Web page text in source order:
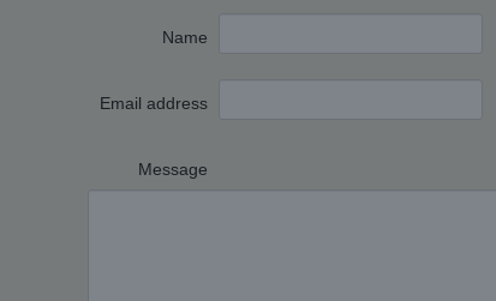
Name
Email address
Message